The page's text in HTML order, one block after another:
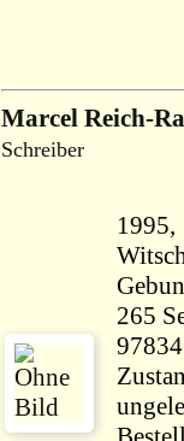
Marcel Reich-
Schreiber
265 Seiten